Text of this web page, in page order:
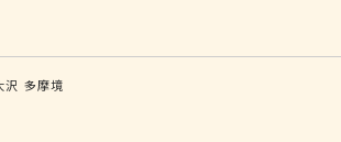
沢 多摩境